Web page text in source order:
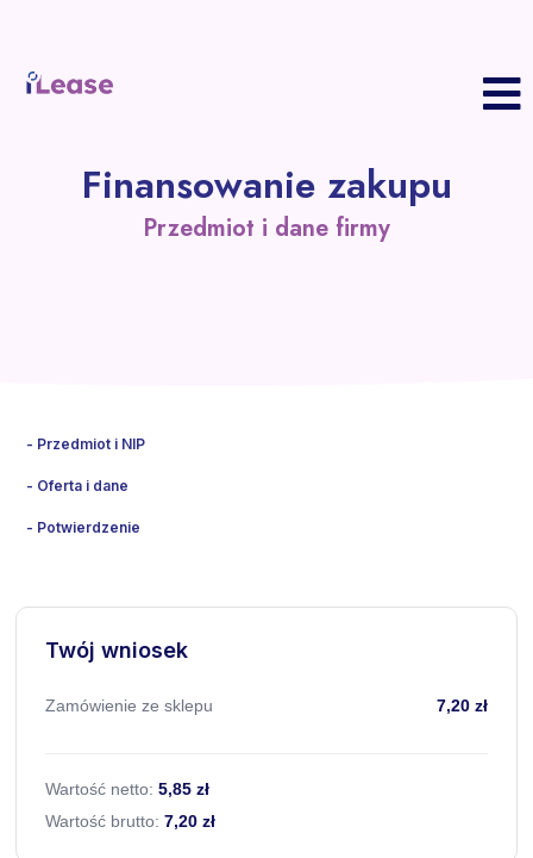
Finansowanie zakupu
Przedmiot i dane firmy
Przedmiot i NIP
Oferta i dane
Potwierdzenie
Twój wniosek
Zamówienie ze sklepu 7,20 zł
Wartość netto:5,85 zł
Wartość brutto:7,20 zł